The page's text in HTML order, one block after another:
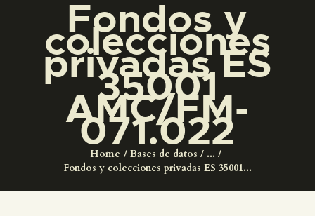
Fondos y
colecciones
privadas ES
35001
AMC/FM-
071.022
Home Bases de datos
...
Fondos y colecciones privadas ES 35001...
PREPARAR LA VISITA
ACTIVIDADES
█
EL MUSEO